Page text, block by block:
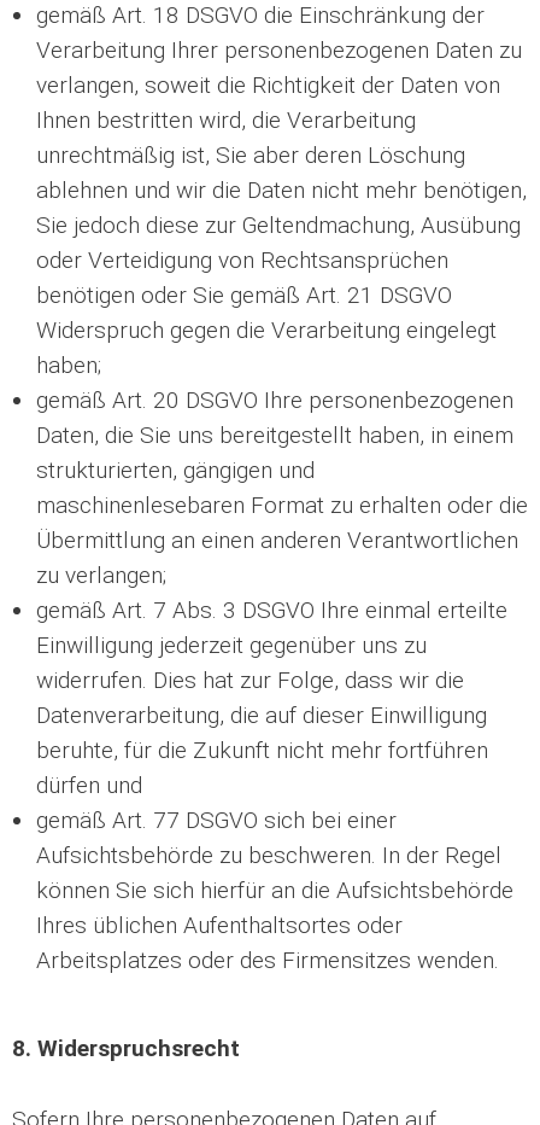
gemäß Art. 18 DSGVO die Einschränkung der
Verarbeitung Ihrer personenbezogenen Daten zu
verlangen, soweit die Richtigkeit der Daten von
Ihnen bestritten wird, die Verarbeitung
unrechtmäßig ist, Sie aber deren Löschung
ablehnen und wir die Daten nicht mehr benötigen,
Sie jedoch diese zur Geltendmachung, Ausübung
oder Verteidigung von Rechtsansprüchen
benötigen oder Sie gemäß Art. 21 DSGVO
Widerspruch gegen die Verarbeitung eingelegt
haben;
gemäß Art. 20 DSGVO Ihre personenbezogenen
Daten, die Sie uns bereitgestellt haben, in einem
strukturierten, gängigen und
maschinenlesebaren Format zu erhalten oder die
Übermittlung an einen anderen Verantwortlichen
zu verlangen;
gemäß Art. 7 Abs. 3 DSGVO Ihre einmal erteilte
Einwilligung jederzeit gegenüber uns zu
widerrufen. Dies hat zur Folge, dass wir die
Datenverarbeitung, die auf dieser Einwilligung
beruhte, für die Zukunft nicht mehr fortführen
dürfen und
gemäß Art. 77 DSGVO sich bei einer
Aufsichtsbehörde zu beschweren. In der Regel
können Sie sich hierfür an die Aufsichtsbehörde
Ihres üblichen Aufenthaltsortes oder
Arbeitsplatzes oder des Firmensitzes wenden.
8. Widerspruchsrecht